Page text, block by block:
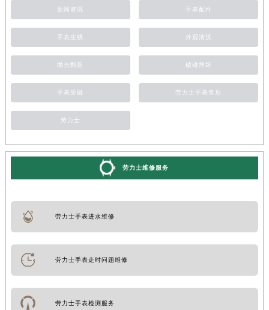
新闻资讯 手表配件
手表生锈 外观清洗
抛光翻新 磕碰摔坏
手表受磁 劳力士手表售后
劳力士
劳力士维修服务
劳力士手表进水维修
劳力士手表走时问题维修
劳力士手表检测服务